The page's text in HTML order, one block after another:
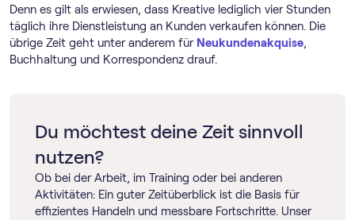
Denn es gilt als erwiesen, dass Kreative lediglich vier Stunden
täglich ihre Dienstleistung an Kunden verkaufen können. Die
übrige Zeit geht unter anderem für Neukundenakquise,
Buchhaltung und Korrespondenz drauf.
Du möchtest deine Zeit sinnvoll
nutzen?
Ob bei der Arbeit, im Training oder bei anderen
Aktivitäten: Ein guter Zeitüberblick ist die Basis für
effizientes Handeln und messbare Fortschritte. Unser